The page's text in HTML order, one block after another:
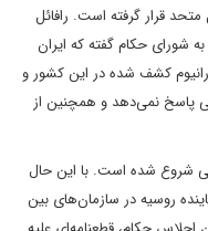
قرار گرفته است. رافائل
شورای حکام گفته که ایران
کشف شده در این کشور و
پاسخ نمی‌دهد و همچنین از
شروع شده است. با این حال
روسیه در سازمان‌های بین